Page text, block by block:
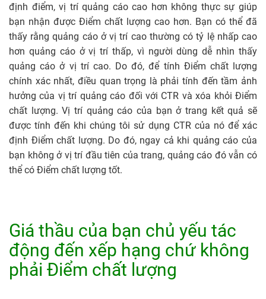
định điểm, vị trí quảng cáo cao hơn không thực sự giúp
bạn nhận được Điểm chất lượng cao hơn. Bạn có thể đã
thấy rằng quảng cáo ở vị trí cao thường có tỷ lệ nhấp cao
hơn quảng cáo ở vị trí thấp, vì người dùng dễ nhìn thấy
quảng cáo ở vị trí cao. Do đó, để tính Điểm chất lượng
chính xác nhất, điều quan trọng là phải tính đến tầm ảnh
hưởng của vị trí quảng cáo đối với CTR và xóa khỏi Điểm
chất lượng. Vị trí quảng cáo của bạn ở trang kết quả sẽ
được tính đến khi chúng tôi sử dụng CTR của nó để xác
định Điểm chất lượng. Do đó, ngay cả khi quảng cáo của
bạn không ở vị trí đầu tiên của trang, quảng cáo đó vẫn có
thể có Điểm chất lượng tốt.
Giá thầu của bạn chủ yếu tác
động đến xếp hạng chứ không
phải Điểm chất lượng